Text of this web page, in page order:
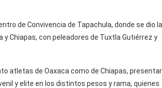
de Convivencia de Tapachula, donde se dio la
Chiapas, con peleadores de Tuxtla Gutiérrez y
atletas de Oaxaca como de Chiapas,
y elite en los distintos pesos y rama, quienes